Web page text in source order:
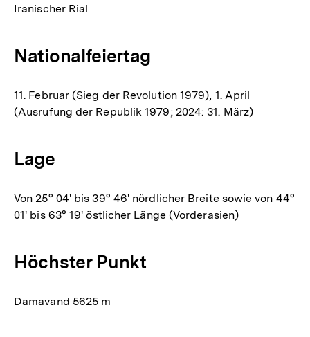
Iranischer Rial
Nationalfeiertag
11. Februar (Sieg der Revolution 1979), 1. April
(Ausrufung der Republik 1979; 2024: 31. März)
Lage
Von 25° 04' bis 39° 46' nördlicher Breite sowie von 44°
01' bis 63° 19' östlicher Länge (Vorderasien)
Höchster Punkt
Damavand 5625 m